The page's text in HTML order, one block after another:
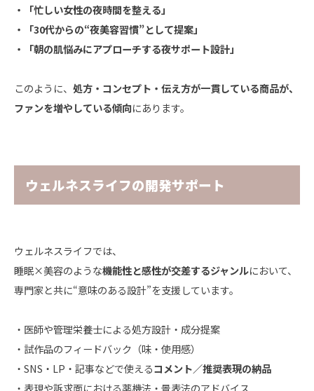
・「忙しい女性の夜時間を整える」
・「30代からの“夜美容習慣”として提案」
・「朝の肌悩みにアプローチする夜サポート設計」
このように、 処方・コンセプト・伝え方が一貫している商品が、
ファンを増やしている傾向にあります。
ウェルネスライフの開発サポート
ウェルネスライフでは、
睡眠×美容のような機能性と感性が交差するジャンルにおいて、
専門家と共に“意味のある設計”を支援しています。
・医師や管理栄養士による処方設計・成分提案
・試作品のフィードバック（味・使用感）
・SNS・LP・記事などで使えるコメント／推奨表現の納品